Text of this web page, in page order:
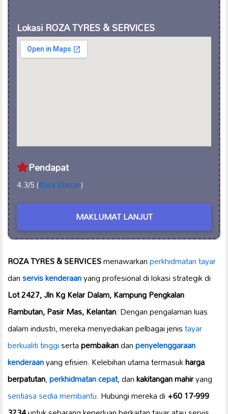
Lokasi ROZA TYRES & SERVICES
Pendapat
4.3/5 (Baca Ulasan)
MAKLUMAT LANJUT
ROZA TYRES & SERVICESmenawarkanperkhidmatan tayar
danservis kenderaanyang profesional di lokasi strategik di
Lot 2427, Jln Kg Kelar Dalam, Kampung Pengkalan
Rambutan, Pasir Mas, Kelantan. Dengan pengalaman luas
dalam industri, mereka menyediakan pelbagai jenistayar
berkualiti tinggisertapembaikandanpenyelenggaraan
kenderaanyang efisien. Kelebihan utama termasukharga
berpatutan,perkhidmatan cepat, dankakitangan mahiryang
sentiasa sedia membantu.Hubungi mereka di+60 17-999